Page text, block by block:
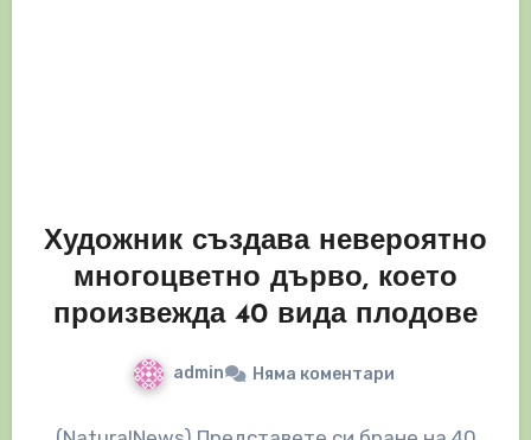
Художник създава невероятно
многоцветно дърво, което
произвежда 40 вида плодове
admin Няма коментари